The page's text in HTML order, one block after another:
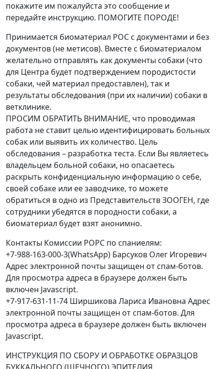
покажите им пожалуйста это сообщение и
передайте инструкцию. ПОМОГИТЕ ПОРОДЕ!
Принимается биоматериал РОС с документами и без
документов (не метисов). Вместе с биоматериалом
желательно отправлять как документы собаки (что
для Центра будет подтверждением породистости
собаки, чей материал предоставлен), так и
результаты обследования (при их наличии) собаки в
ветклинике.
ПРОСИМ ОБРАТИТЬ ВНИМАНИЕ, что проводимая
работа не ставит целью идентифицировать больных
собак или выявить их количество. Цель
обследования – разработка теста. Если Вы являетесь
владельцем больной собаки, но опасаетесь
раскрыть конфиденциальную информацию о себе,
своей собаке или ее заводчике, то можете
обратиться в одно из Представительств ЗООГЕН, где
сотрудники убедятся в породности собаки, а
биоматериал будет взят анонимно.
Контакты Комиссии РОРС по спаниелям:
+7-988-163-000-3(WhatsApp) Барсуков Олег Игоревич
Адрес электронной почты защищен от спам-ботов.
Для просмотра адреса в браузере должен быть
включен Javascript.
+7-917-631-11-74 Ширшикова Лариса Ивановна Адрес
электронной почты защищен от спам-ботов. Для
просмотра адреса в браузере должен быть включен
Javascript.
ИНСТРУКЦИЯ ПО СБОРУ И ОБРАБОТКЕ ОБРАЗЦОВ